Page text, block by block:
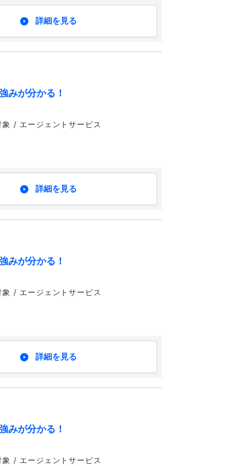
詳細を見る
みが分かる！
/ エージェントサービス
詳細を見る
みが分かる！
/ エージェントサービス
詳細を見る
みが分かる！
/ エージェントサービス